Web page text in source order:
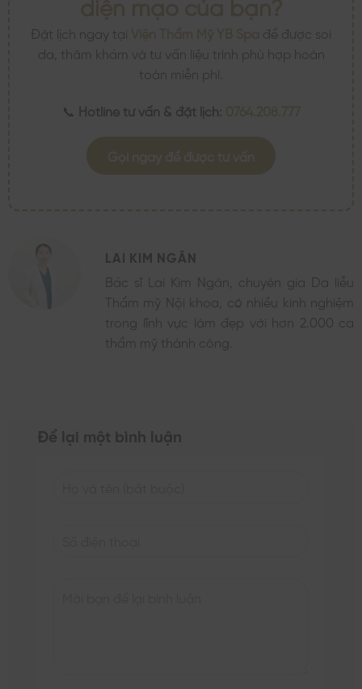
Đặt lịch ngay tại
để được soi
da, thăm khám và tư vấn liệu trình phù hợp hoàn
toàn miễn phí.
📞 Hotline tư vấn & đặt lịch:
LAI KIM NGÂN
Bác sĩ Lai Kim Ngân, chuyên gia Da liễu
Thẩm mỹ Nội khoa, có nhiều kinh nghiệm
trong lĩnh vực làm đẹp với hơn 2.000 ca
thẩm mỹ thành công.
Để lại một bình luận